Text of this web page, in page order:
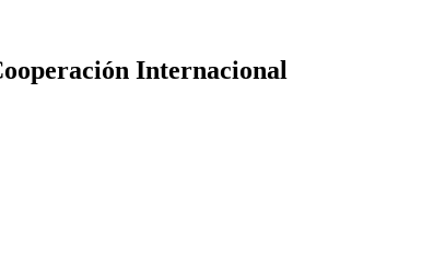
Internacional